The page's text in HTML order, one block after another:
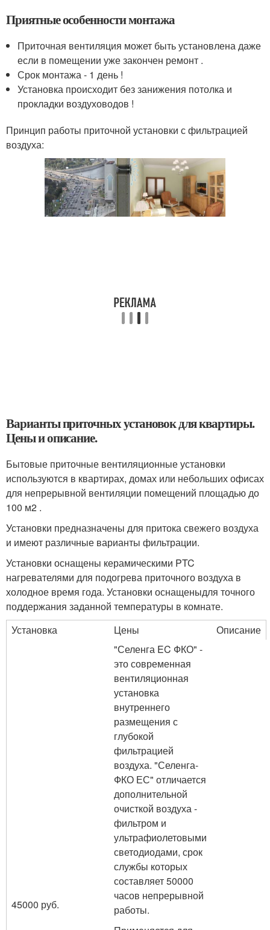
Приятные особенности монтажа
Приточная вентиляция может быть установлена даже
если в помещении уже закончен ремонт .
Срок монтажа - 1 день !
Установка происходит без занижения потолка и
прокладки воздуховодов !
Принцип работы приточной установки с фильтрацией
воздуха:
Варианты приточных установок для квартиры.
Цены и описание.
Бытовые приточные вентиляционные установки
используются в квартирах, домах или небольших офисах
для непрерывной вентиляции помещений площадью до
100 м2 .
Установки предназначены для притока свежего воздуха
и имеют различные варианты фильтрации.
Установки оснащены керамическими PTC
нагревателями для подогрева приточного воздуха в
холодное время года. Установки оснащеныдля точного
поддержания заданной температуры в комнате.
Установка
Цены Описание
45000 руб.
"Селенга EC ФКО" -
это современная
вентиляционная
установка
внутреннего
размещения с
глубокой
фильтрацией
воздуха. "Селенга-
ФКО ЕС" отличается
дополнительной
очисткой воздуха -
фильтром и
ультрафиолетовыми
светодиодами, срок
службы которых
составляет 50000
часов непрерывной
работы.